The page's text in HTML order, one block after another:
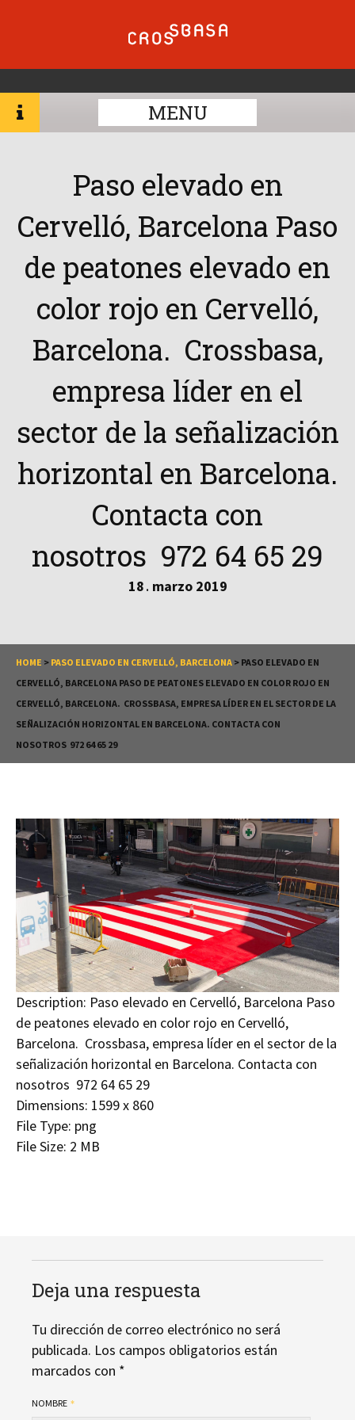
MENU
Paso elevado en
Cervelló, Barcelona Paso
de peatones elevado en
color rojo en Cervelló,
Barcelona. Crossbasa,
empresa líder en el
sector de la señalización
horizontal en Barcelona.
Contacta con
nosotros 972 64 65 29
18 . marzo 2019
HOME > PASO ELEVADO EN CERVELLÓ, BARCELONA > PASO ELEVADO EN
CERVELLÓ, BARCELONA PASO DE PEATONES ELEVADO EN COLOR ROJO EN
CERVELLÓ, BARCELONA. CROSSBASA, EMPRESA LÍDER EN EL SECTOR DE LA
SEÑALIZACIÓN HORIZONTAL EN BARCELONA. CONTACTA CON
NOSOTROS 972 64 65 29
Description: Paso elevado en Cervelló, Barcelona Paso
de peatones elevado en color rojo en Cervelló,
Barcelona. Crossbasa, empresa líder en el sector de la
señalización horizontal en Barcelona. Contacta con
nosotros 972 64 65 29
Dimensions: 1599 x 860
File Type: png
File Size: 2 MB
Deja una respuesta
Tu dirección de correo electrónico no será
publicada. Los campos obligatorios están
marcados con *
NOMBRE